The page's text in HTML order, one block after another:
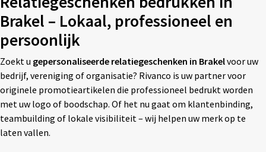
Kinderen & spellen
Outdoor & vrije tijd
Technologie & Accessoires
Tassen
Textiel
◼ Seizoenen
◼ Feestdagen
◼ Festival & Events
◼ Reizen
Brakel – Lokaal, professioneel en
persoonlijk
Zoekt u gepersonaliseerde relatiegeschenken in Brakelvoor uw
bedrijf, vereniging of organisatie? Rivanco is uw partner voor
originele promotieartikelen die professioneel bedrukt worden
met uw logo of boodschap. Of het nu gaat om klantenbinding,
teambuilding of lokale visibiliteit – wij helpen uw merk op te
laten vallen.